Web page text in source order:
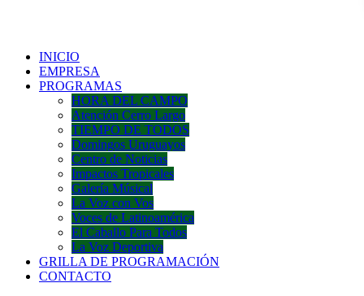
INICIO
EMPRESA
PROGRAMAS
HORA DEL CAMPO
Atención Cerro Largo
TIEMPO DE TODOS
Domingos Uruguayos
Centro de Noticias
Impactos Tropicales
Galería Músical
La Voz con Vos
Voces de Latinoamérica
El Caballo Para Todos
La Voz Deportiva
GRILLA DE PROGRAMACIÓN
CONTACTO